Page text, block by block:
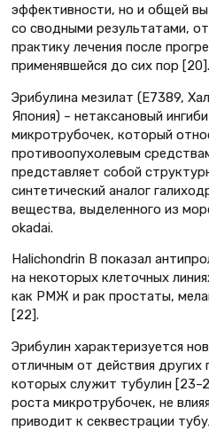
эффективности, но и общей
со сводными результатами,
практику лечения после
применявшейся до сих пор [20].
Эрибулина мезилат (E7389,
Япония) – нетаксановый
микротрубочек, который
противоопухолевым
представляет собой
синтетический аналог
вещества, выделенного из
okadai.
Halichondrin B показал
на некоторых клеточных
как РМЖ и рак простаты,
[22].
Эрибулин характеризуется
отличным от действия
которых служит тубулин
роста микротрубочек, не
приводит к секвестрации